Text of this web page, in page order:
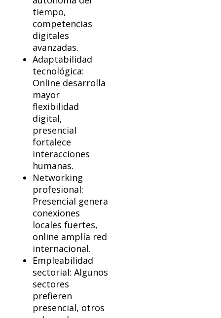
tiempo,
competencias
digitales
avanzadas.
Adaptabilidad
tecnológica:
Online desarrolla
mayor
flexibilidad
digital,
presencial
fortalece
interacciones
humanas.
Networking
profesional:
Presencial genera
conexiones
locales fuertes,
online amplía red
internacional.
Empleabilidad
sectorial: Algunos
sectores
prefieren
presencial, otros